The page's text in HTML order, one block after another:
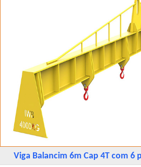
Viga Balancim 6m Cap 4T com 6